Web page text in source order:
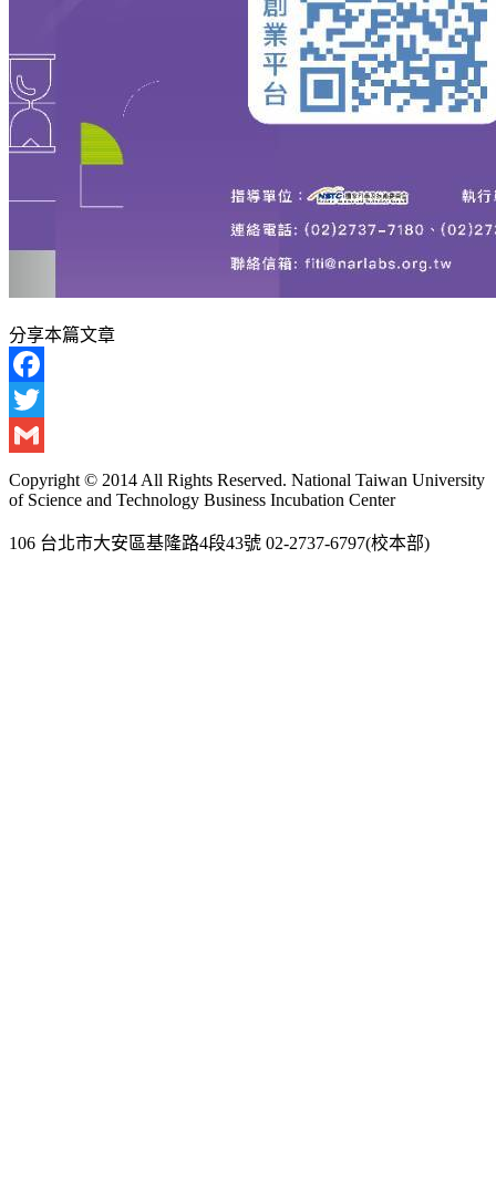
分享本篇文章
Facebook
Twitter
Gmail
Copyright © 2014 All Rights Reserved. National Taiwan University
of Science and Technology Business Incubation Center
106 台北市大安區基隆路4段43號 02-2737-6797(校本部)